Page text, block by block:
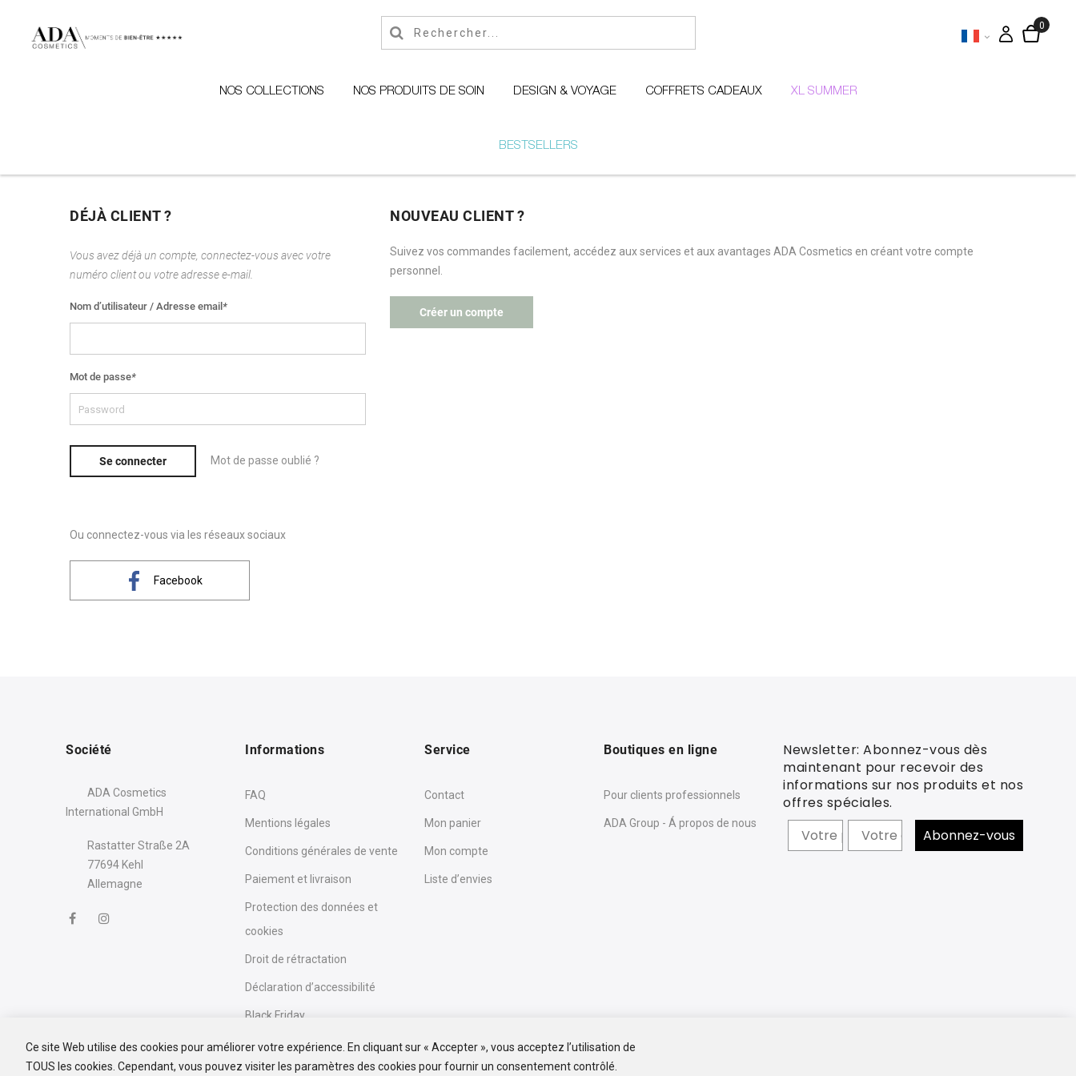
NOS COLLECTIONS NOS PRODUITS DE SOIN DESIGN & VOYAGE COFFRETS CADEAUX XL SUMMER
BESTSELLERS
DÉJÀ CLIENT ?
Vous avez déjà un compte, connectez-vous avec votre
numéro client ou votre adresse e-mail.
Nom d’utilisateur / Adresse email *
Mot de passe*
Se connecter Mot de passe oublié ?
NOUVEAU CLIENT ?
Suivez vos commandes facilement, accédez aux services et aux avantages ADA Cosmetics en créant votre compte
personnel.
Créer un compte
Ou connectez-vous via les réseaux sociaux
Facebook
Société
ADA Cosmetics
International GmbH
Rastatter Straße 2A
77694 Kehl
Allemagne
Informations
FAQ
Mentions légales
Conditions générales de vente
Paiement et livraison
Protection des données et
cookies
Droit de rétractation
Déclaration d’accessibilité
Black Friday
Service
Contact
Mon panier
Mon compte
Liste d’envies
Boutiques en ligne
Pour clients professionnels
ADA Group - Á propos de nous
Newsletter: Abonnez-vous dès
maintenant pour recevoir des
informations sur nos produits et nos
offres spéciales.
Prénom
Abonnez-vous
Ce site Web utilise des cookies pour améliorer votre expérience. En cliquant sur « Accepter », vous acceptez l’utilisation de
TOUS les cookies. Cependant, vous pouvez visiter les paramètres des cookies pour fournir un consentement contrôlé.